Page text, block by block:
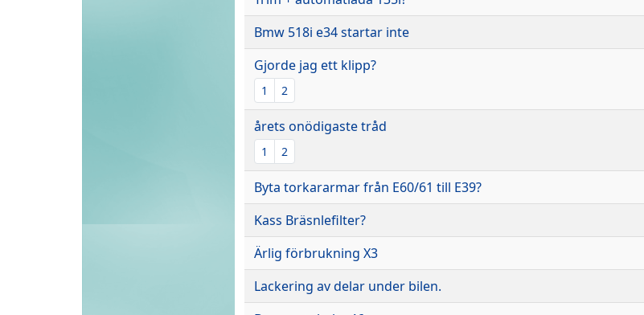
Bmw 518i e34 startar inte
Gjorde jag ett klipp?
1 2
årets onödigaste tråd
1 2
Byta torkararmar från E60/61 till E39?
Kass Bräsnlefilter?
Ärlig förbrukning X3
Lackering av delar under bilen.